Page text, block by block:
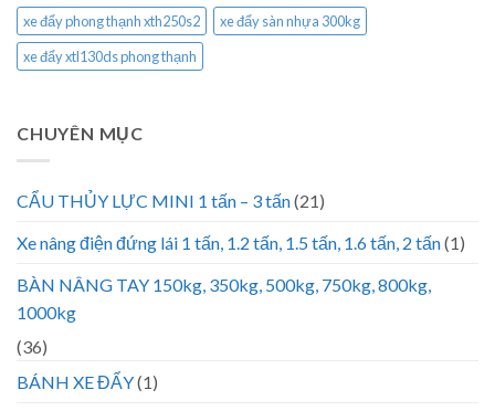
xe đẩy phong thạnh xth250s2
xe đẩy sàn nhựa 300kg
xe đẩy xtl130ds phong thạnh
CHUYÊN MỤC
CẨU THỦY LỰC MINI 1 tấn – 3 tấn(21)
Xe nâng điện đứng lái 1 tấn, 1.2 tấn, 1.5 tấn, 1.6 tấn, 2 tấn(1)
BÀN NÂNG TAY 150kg, 350kg, 500kg, 750kg, 800kg,
1000kg
(36)
BÁNH XE ĐẨY(1)